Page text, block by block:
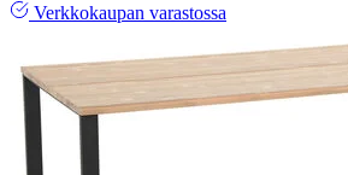
Verkkokaupan varastossa